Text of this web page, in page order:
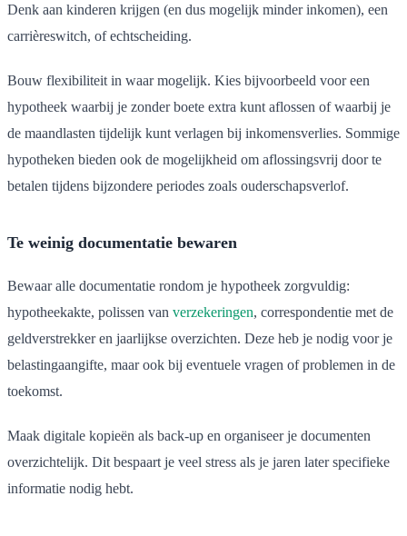
Denk aan kinderen krijgen (en dus mogelijk minder inkomen), een
carrièreswitch, of echtscheiding.
Bouw flexibiliteit in waar mogelijk. Kies bijvoorbeeld voor een
hypotheek waarbij je zonder boete extra kunt aflossen of waarbij je
de maandlasten tijdelijk kunt verlagen bij inkomensverlies. Sommige
hypotheken bieden ook de mogelijkheid om aflossingsvrij door te
betalen tijdens bijzondere periodes zoals ouderschapsverlof.
Te weinig documentatie bewaren
Bewaar alle documentatie rondom je hypotheek zorgvuldig:
hypotheekakte, polissen van verzekeringen, correspondentie met de
geldverstrekker en jaarlijkse overzichten. Deze heb je nodig voor je
belastingaangifte, maar ook bij eventuele vragen of problemen in de
toekomst.
Maak digitale kopieën als back-up en organiseer je documenten
overzichtelijk. Dit bespaart je veel stress als je jaren later specifieke
informatie nodig hebt.